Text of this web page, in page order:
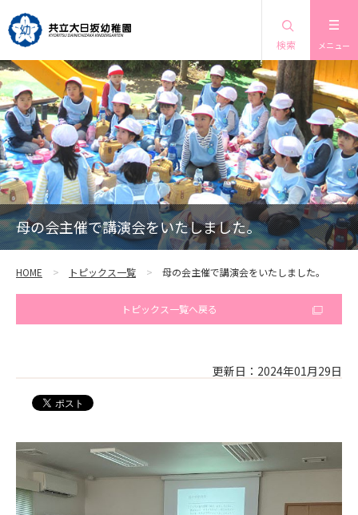
メニュー
検索
母の会主催で講演会をいたしました。
HOME トピックス一覧 母の会主催で講演会をいたしました。
トピックス一覧へ戻る
更新日：2024年01月29日